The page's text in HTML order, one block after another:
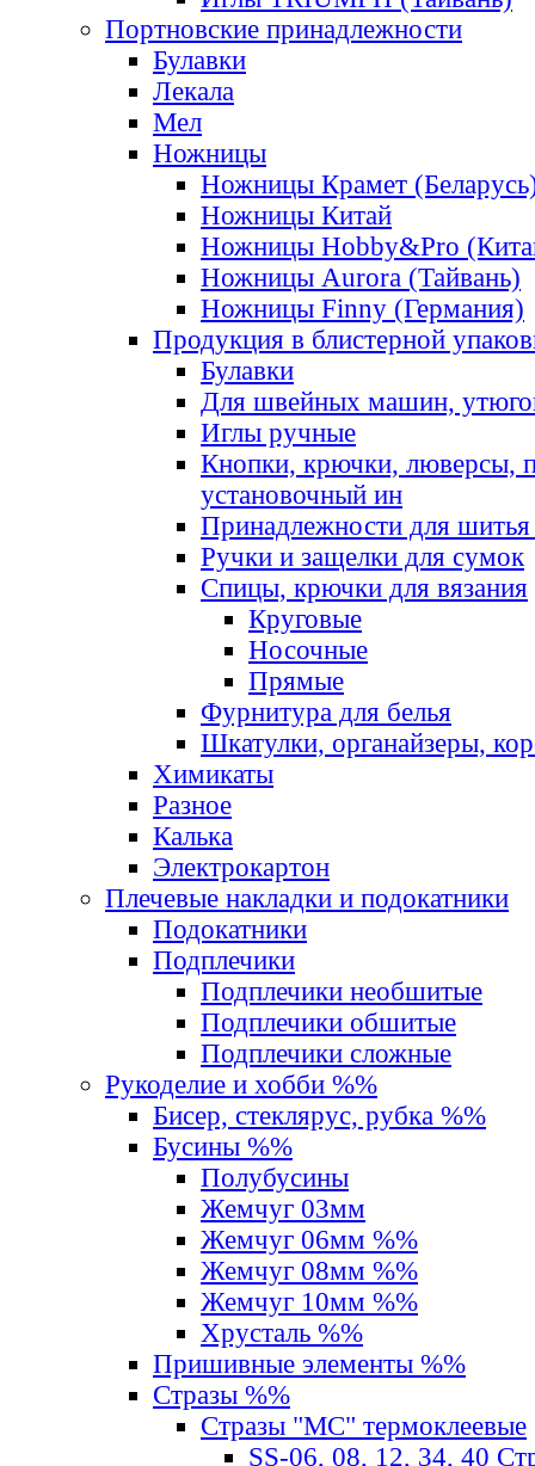
Портновские принадлежности
Булавки
Лекала
Мел
Ножницы
Ножницы Крамет
Ножницы Китай
Ножницы Hobby&Pro
Ножницы Aurora (Тайвань)
Ножницы Finny (Германия)
Продукция в блистерной
Булавки
Для швейных машин,
Иглы ручные
Кнопки, крючки, люверсы,
установочный ин
Принадлежности для шитья
Ручки и защелки для сумок
Спицы, крючки для вязания
Круговые
Носочные
Прямые
Фурнитура для белья
Шкатулки, органайзеры,
Химикаты
Разное
Калька
Электрокартон
Плечевые накладки и подокатники
Подокатники
Подплечики
Подплечики необшитые
Подплечики обшитые
Подплечики сложные
Рукоделие и хобби %%
Бисер, стеклярус, рубка %%
Бусины %%
Полубусины
Жемчуг 03мм
Жемчуг 06мм %%
Жемчуг 08мм %%
Жемчуг 10мм %%
Хрусталь %%
Пришивные элементы %%
Стразы %%
Стразы "MС" термоклеевые
SS-06, 08, 12, 34, 40